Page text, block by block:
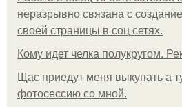
неразрывно связана с
своей страницы в соц сетях.
Кому идет челка полукругом.
Щас приедут меня выкупать а
фотосессию со мной.